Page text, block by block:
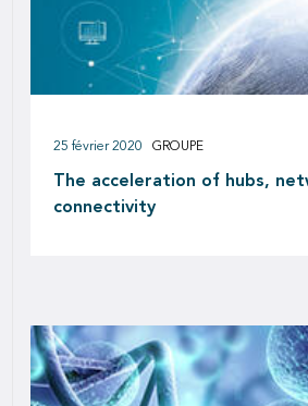
The acceleration of hubs,
connectivity
25 février 2020 GROUPE